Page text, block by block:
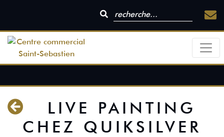
LIVE PAINTING
CHEZ QUIKSILVER